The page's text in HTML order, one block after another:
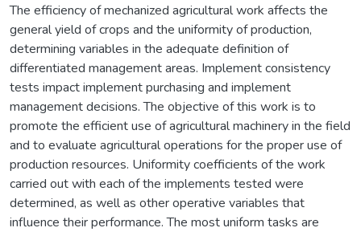
The efficiency of mechanized agricultural work affects the
general yield of crops and the uniformity of production,
determining variables in the adequate definition of
differentiated management areas. Implement consistency
tests impact implement purchasing and implement
management decisions. The objective of this work is to
promote the efficient use of agricultural machinery in the field
and to evaluate agricultural operations for the proper use of
production resources. Uniformity coefficients of the work
carried out with each of the implements tested were
determined, as well as other operative variables that
influence their performance. The most uniform tasks are